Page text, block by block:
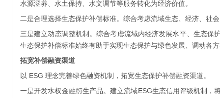
水源涵养、水土保持、水文调节等服务转化为经济价值。
二是合理选择生态保护补偿标准。综合考虑流域生态、经济、社
三是建立动态调整机制。综合考虑流域内经济发展水平、生态
生态保护补偿标准始终有助于实现生态保护与绿色发展、调动各
拓宽补偿融资渠道
以 ESG 理念完善绿色融资机制，拓宽生态保护补偿融资渠道。
一是开发水权金融衍生产品。建立流域ESG生态信用评级机制